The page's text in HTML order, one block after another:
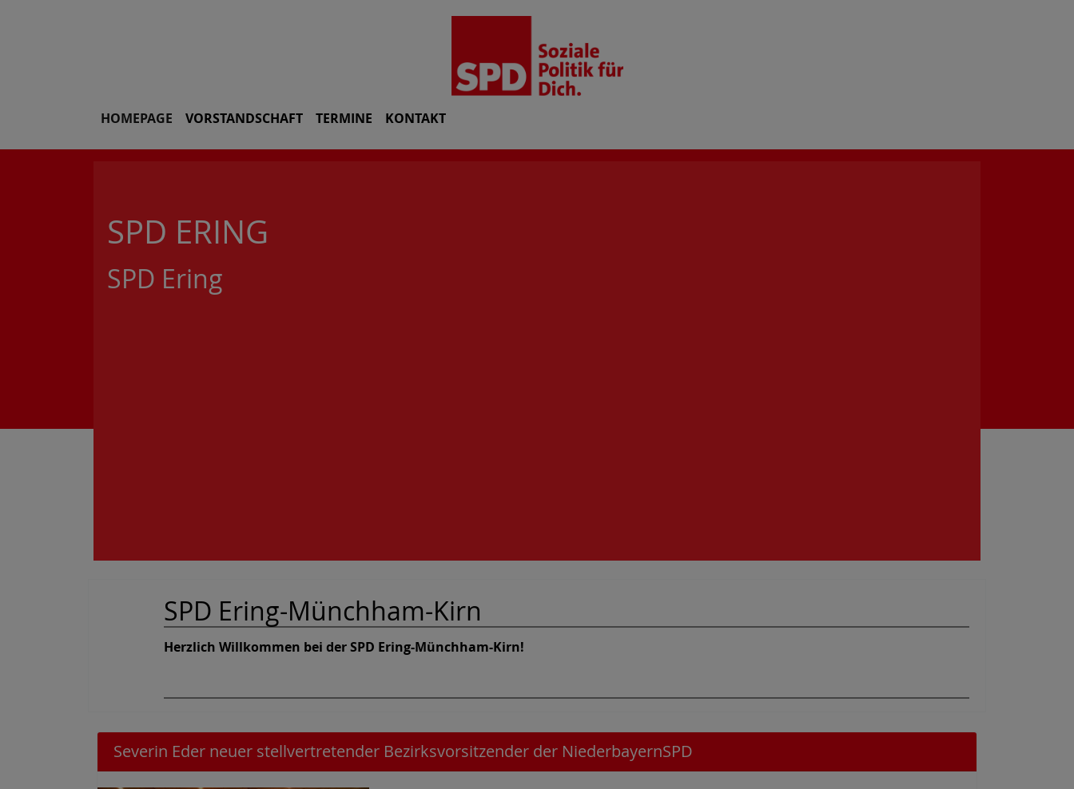
HOMEPAGE VORSTANDSCHAFT TERMINE KONTAKT
SPD ERING
SPD Ering
SPD Ering-Münchham-Kirn
Herzlich Willkommen bei der SPD Ering-Münchham-Kirn!
Severin Eder neuer stellvertretender Bezirksvorsitzender der NiederbayernSPD